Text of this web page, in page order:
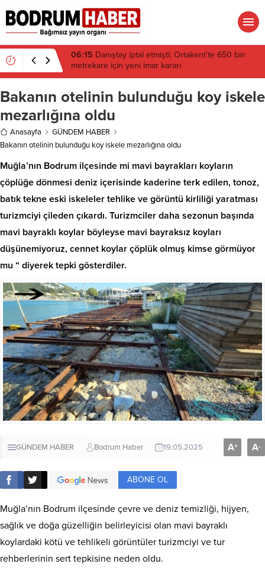
06:15 Danıştay iptal etmişti: Ortakent’te 650 bin
metrekare için yeni imar kararı
Bakanın otelinin bulunduğu koy iskele
mezarlığına oldu
Anasayfa
GÜNDEM HABER
Bakanın otelinin bulunduğu koy iskele mezarlığına oldu
Muğla’nın Bodrum ilçesinde mi mavi bayrakları koyların
çöplüğe dönmesi deniz içerisinde kaderine terk edilen, tonoz,
batık tekne eski iskeleler tehlike ve görüntü kirliliği yaratması
turizmciyi çileden çıkardı. Turizmciler daha sezonun başında
mavi bayraklı koylar böyleyse mavi bayraksız koyları
düşünemiyoruz, cennet koylar çöplük olmuş kimse görmüyor
mu “ diyerek tepki gösterdiler.
GÜNDEM HABER Bodrum Haber 19.05.2025 A+ A-
ABONE OL
Muğla’nın Bodrum ilçesinde çevre ve deniz temizliği, hijyen,
sağlık ve doğa güzelliğin belirleyicisi olan mavi bayraklı
koylardaki kötü ve tehlikeli görüntüler turizmciyi ve tur
rehberlerinin sert tepkisine neden oldu.